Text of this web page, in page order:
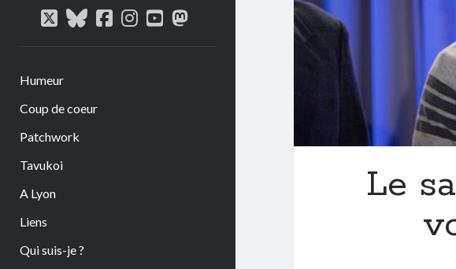
twitterbluesky
facebook
instagram
youtube
mastodon
Humeur
Coup de coeur
Patchwork
Tavukoi
A Lyon
Liens
Qui suis-je ?
Le